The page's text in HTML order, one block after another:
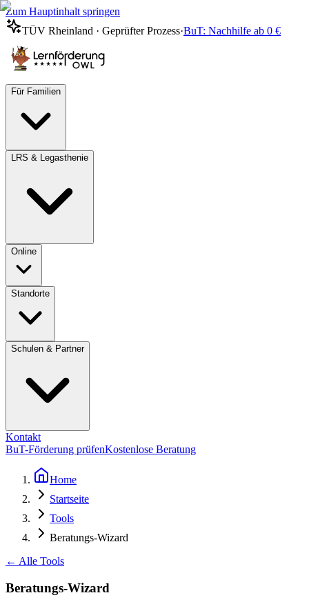
Zum Hauptinhalt springen
TÜV Rheinland · Geprüfter Prozess·BuT: Nachhilfe ab 0 €
Für Familien
LRS & Legasthenie
Online
Standorte
Schulen & Partner
Kontakt
BuT-Förderung prüfenKostenlose Beratung
Home
Startseite
Tools
Beratungs-Wizard
← Alle Tools
Beratungs-Wizard